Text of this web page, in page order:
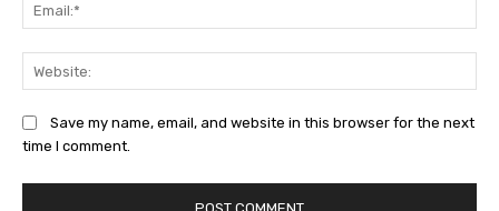
Save my name, email, and website in this browser for the next
time I comment.